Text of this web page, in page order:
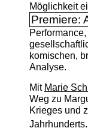
Möglichkeit
Premiere:
komischen,
Analyse.
Mit Marie
Weg zu
Krieges und
Jahrhunderts.